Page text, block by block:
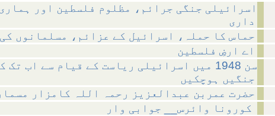
اسرائیلی جنگی جرائم، مظلوم فلسطین اور
داری
حماس کا حملہ، اسرائیل کے عزائم، مسلمانوں
اے ارضِ فلسطین
سن 1948 میں اسرائیلی ریاست کے قیام سے اب تک
جنگیں ہوچکیں
حضرت عمربن عبدالعزیز رحمہ اللہ کامزار